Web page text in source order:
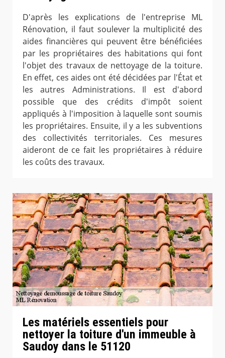
D'après les explications de l'entreprise ML
Rénovation, il faut soulever la multiplicité des
aides financières qui peuvent être bénéficiées
par les propriétaires des habitations qui font
l'objet des travaux de nettoyage de la toiture.
En effet, ces aides ont été décidées par l'État et
les autres Administrations. Il est d'abord
possible que des crédits d'impôt soient
appliqués à l'imposition à laquelle sont soumis
les propriétaires. Ensuite, il y a les subventions
des collectivités territoriales. Ces mesures
aideront de ce fait les propriétaires à réduire
les coûts des travaux.
Les matériels essentiels pour
nettoyer la toiture d'un immeuble à
Saudoy dans le 51120